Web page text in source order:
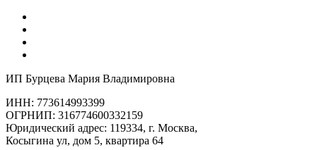
ИП Бурцева Мария Владимировна
ИНН: 773614993399
ОГРНИП: 316774600332159
Юридический адрес: 119334, г. Москва,
Косыгина ул, дом 5, квартира 64